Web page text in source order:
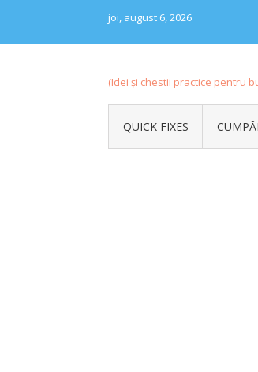
joi, august 6, 2026
(Idei și chestii practice pentru
QUICK FIXES